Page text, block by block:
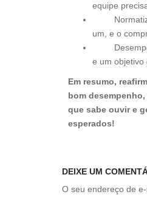
equipe
um, e o
e um objetivo
Em resumo,
bom
que sabe ouvir e
esperados!
DEIXE UM
O seu endereço de